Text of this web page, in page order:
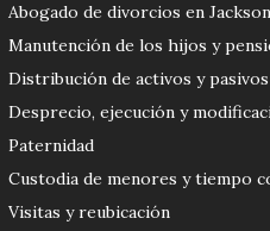
Abogado de divorcios en
Manutención de los hijos y
Distribución de activos y pasivos
Desprecio, ejecución y
Paternidad
Custodia de menores y tiempo
Visitas y reubicación